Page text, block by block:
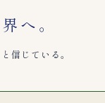
へ。
信じている。